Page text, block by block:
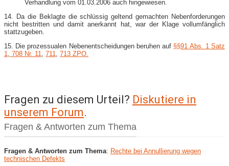
Verhandlung vom 01.03.2006 auch hingewiesen.
14. Da die Beklagte die schlüssig geltend gemachten Nebenforderungen
nicht bestritten und damit anerkannt hat, war der Klage vollumfänglich
stattzugeben.
15. Die prozessualen Nebenentscheidungen beruhen auf §§91 Abs. 1 Satz
1
708 Nr. 11 711 713 ZPO.
Fragen zu diesem Urteil? Diskutiere in
unserem Forum.
Fragen & Antworten zum Thema
Fragen & Antworten zum Thema: Rechte bei Annullierung wegen
technischen Defekts